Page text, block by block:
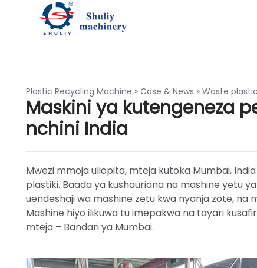
Plastic Recycling Machine » Case & News » Waste
Maskini ya kutengeneza
nchini India
Mwezi mmoja uliopita, mteja kutoka Mumbai,
plastiki. Baada ya kushauriana na mashine yetu
uendeshaji wa mashine zetu kwa nyanja zote, na
Mashine hiyo ilikuwa tu imepakwa na tayari
mteja – Bandari ya Mumbai.